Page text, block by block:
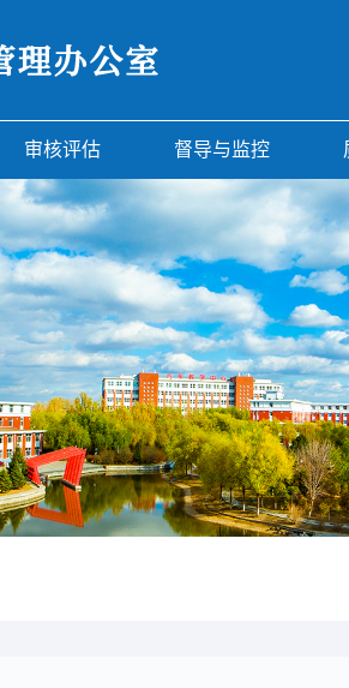
审核评估 督导与监控